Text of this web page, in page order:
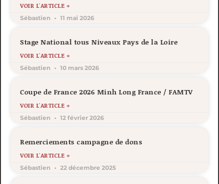
VOIR L'ARTICLE »
Sébastien 11 mai 2026
Stage National tous Niveaux Pays de la Loire
VOIR L'ARTICLE »
Sébastien 10 mars 2026
Coupe de France 2026 Minh Long France / FAMTV
VOIR L'ARTICLE »
Sébastien 12 février 2026
Remerciements campagne de dons
VOIR L'ARTICLE »
Sébastien 22 décembre 2025